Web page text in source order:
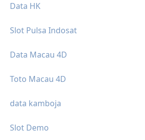
Data HK
Slot Pulsa Indosat
Data Macau 4D
Toto Macau 4D
data kamboja
Slot Demo